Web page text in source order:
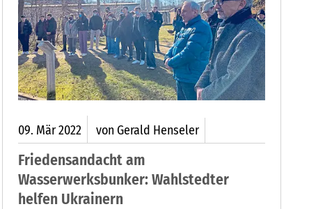
09. Mär2022 von Gerald Henseler
Friedensandacht am
Wasserwerksbunker: Wahlstedter
helfen Ukrainern